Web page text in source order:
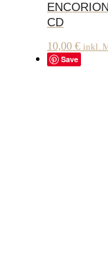
CD
10,00 € inkl.
Save